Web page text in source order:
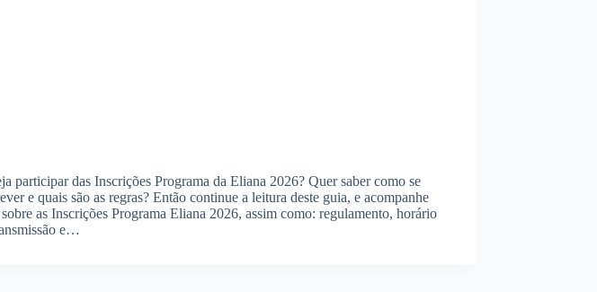
participar das Inscrições Programa da Eliana 2026? Quer saber como se
e quais são as regras? Então continue a leitura deste guia, e acompanhe
as Inscrições Programa Eliana 2026, assim como: regulamento, horário
e…